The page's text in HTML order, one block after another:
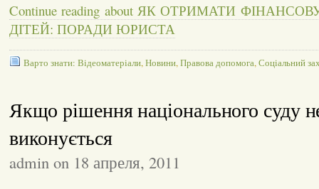
Continue reading about ЯК ОТРИМАТИ
ДІТЕЙ: ПОРАДИ ЮРИСТА
Варто знати: Відеоматеріали,Новини,Правова допомога,Соціальний
Якщо рішення національного суду
виконується
admin on 18 апреля, 2011